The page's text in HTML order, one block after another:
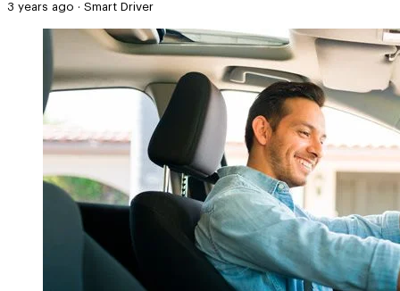
3 years ago · Smart Driver